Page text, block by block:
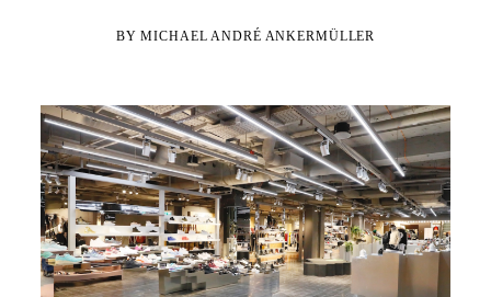
e
n
MICHAEL ANDRÉ ANKERMÜLLER